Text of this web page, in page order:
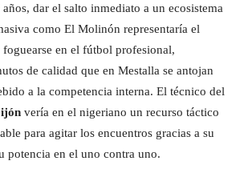
dar el salto inmediato a un ecosistema
como El Molinón representaría el
foguearse en el fútbol profesional,
de calidad que en Mestalla se antojan
a la competencia interna. El técnico del
vería en el nigeriano un recurso táctico
para agitar los encuentros gracias a su
potencia en el uno contra uno.